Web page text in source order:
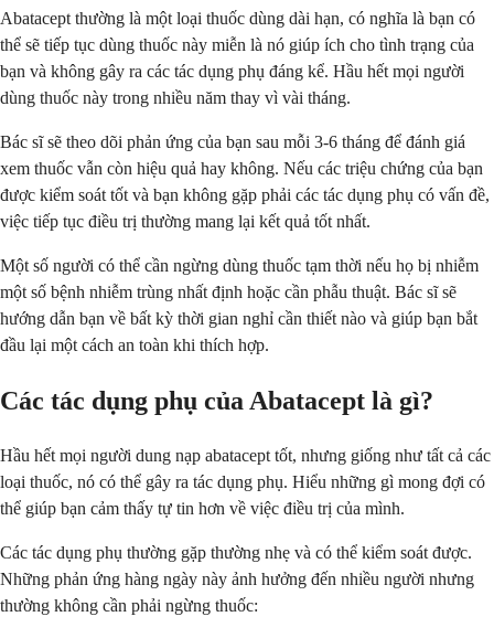
Abatacept thường là một loại thuốc dùng dài hạn, có nghĩa là bạn có
thể sẽ tiếp tục dùng thuốc này miễn là nó giúp ích cho tình trạng của
bạn và không gây ra các tác dụng phụ đáng kể. Hầu hết mọi người
dùng thuốc này trong nhiều năm thay vì vài tháng.
Bác sĩ sẽ theo dõi phản ứng của bạn sau mỗi 3-6 tháng để đánh giá
xem thuốc vẫn còn hiệu quả hay không. Nếu các triệu chứng của bạn
được kiểm soát tốt và bạn không gặp phải các tác dụng phụ có vấn đề,
việc tiếp tục điều trị thường mang lại kết quả tốt nhất.
Một số người có thể cần ngừng dùng thuốc tạm thời nếu họ bị nhiễm
một số bệnh nhiễm trùng nhất định hoặc cần phẫu thuật. Bác sĩ sẽ
hướng dẫn bạn về bất kỳ thời gian nghỉ cần thiết nào và giúp bạn bắt
đầu lại một cách an toàn khi thích hợp.
Các tác dụng phụ của Abatacept là gì?
Hầu hết mọi người dung nạp abatacept tốt, nhưng giống như tất cả các
loại thuốc, nó có thể gây ra tác dụng phụ. Hiểu những gì mong đợi có
thể giúp bạn cảm thấy tự tin hơn về việc điều trị của mình.
Các tác dụng phụ thường gặp thường nhẹ và có thể kiểm soát được.
Những phản ứng hàng ngày này ảnh hưởng đến nhiều người nhưng
thường không cần phải ngừng thuốc: